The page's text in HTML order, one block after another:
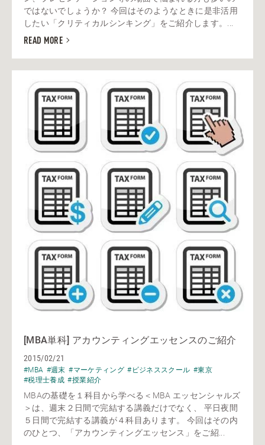
ではないでしょうか？ 今回はそのようなときに是非活用
したい「クリティカルシンキング」をご紹介します。...
READ MORE
[MBA単科] アカウンティングエッセンスのご紹介
2015/02/21
#MBA #週末 #マーケティング #ビジネススクール #東京
#税理士養成 #授業紹介
MBAの基礎を１科目から学べる＜MBA エッセンシャルズ
＞は、週末２日間で完結する講義だけでなく、 平日夜間
５日間で完結する講義が４科目あります。 今回はその内
のひとつ、「アカウンティングエッセンス」をご紹...